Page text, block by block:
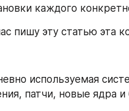
каждого
пишу эту статью эта
используемая
патчи, новые ядра и